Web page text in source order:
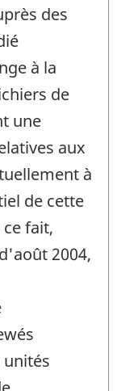
des
à la
de
une
aux
à
de cette
fait,
2004,